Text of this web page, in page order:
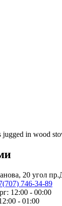
jugged in wood
20 угол
746-34-89
12:00 - 00:00
- 01:00